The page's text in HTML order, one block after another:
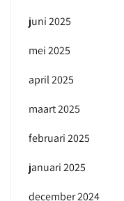
juni 2025
mei 2025
april 2025
maart 2025
februari 2025
januari 2025
december 2024